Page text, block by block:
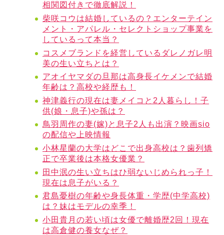
相関図付きで徹底解説！
柴咲コウは結婚しているの？エンターテイン
メント・アパレル・セレクトショップ事業を
しているって本当？
コスメブランドを経営しているダレノガレ明
美の生い立ちとは？
アオイヤマダの旦那は高身長イケメンで結婚
年齢は？高校や経歴も！
神津義行の現在は妻メイコと2人暮らし！子
供(娘・息子)や孫は？
鳥羽周作の妻(嫁)と息子2人も出演？映画sio
の配信や上映情報
小林星蘭の大学はどこで出身高校は？歯列矯
正で卒業後は本格女優業？
田中泯の生い立ちはひ弱ないじめられっ子！
現在は息子がいる？
君島憂樹の年齢や身長体重・学歴(中学高校)
は？妹はモデルの幸季！
小田貴月の若い頃は女優で離婚歴2回！現在
は高倉健の養女なぜ？